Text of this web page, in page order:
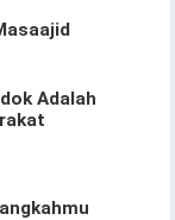
Adalah